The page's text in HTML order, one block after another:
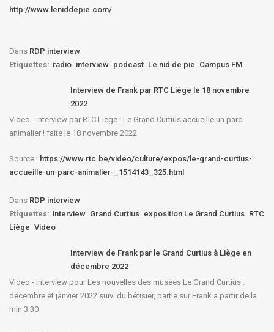
http://www.leniddepie.com/
Dans RDP interview
Etiquettes: radio interview podcast Le nid de pie Campus FM
Interview de Frank par RTC Liège le 18 novembre
2022
Video - Interview par RTC Liege : Le Grand Curtius accueille un parc
animalier ! faite le 18 novembre 2022
Source : https://www.rtc.be/video/culture/expos/le-grand-curtius-
accueille-un-parc-animalier-_1514143_325.html
Dans RDP interview
Etiquettes: interview Grand Curtius exposition Le Grand Curtius RTC
Liège Video
Interview de Frank par le Grand Curtius à Liège en
décembre 2022
Video - Interview pour Les nouvelles des musées Le Grand Curtius :
décembre et janvier 2022 suivi du bêtisier, partie sur Frank a partir de la
min 3:30